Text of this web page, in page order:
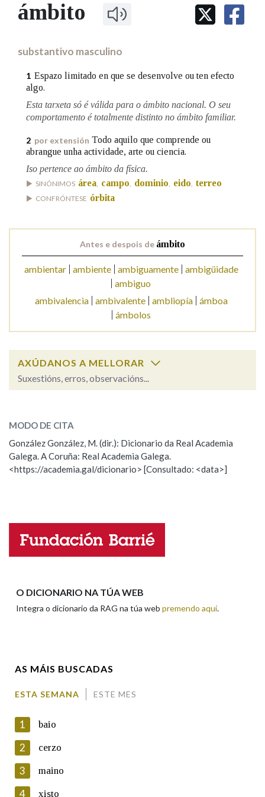
IDENTIDADE CORPORATIVA
MARCIAL DEL ADALID
FIGURAS HOMENAXEADAS
PRIMAVERA DAS LETRAS
Facebook
TwitterYoutubeInstagramBluesky
BUSCAR NOS LEMAS
Remata por
BUSCAR NO CONTIDO
Na fraseoloxía
OUTRAS OPCIÓNS DE BUSCA
Marcas gramaticais
Pertence a
LIMPAR BUSCA
ámbito
substantivo masculino
1 Espazo limitado en que se desenvolve ou ten efecto
algo.
Esta tarxeta só é válida para o ámbito nacional. O seu
comportamento é totalmente distinto no ámbito familiar.
2 por extensión Todo aquilo que comprende ou
abrangue unha actividade, arte ou ciencia.
Iso pertence ao ámbito da física.
SINÓNIMOS área campo dominio eido terreo
CONFRÓNTESE órbita
Antes e despois de ámbito
ambientar ambiente ambiguamente
ambigüidade
ambiguo
ambivalencia
ambivalente ambliopía
ámboa
ámbolos
AXÚDANOS A MELLORAR
Suxestións, erros, observacións...
ESCOLLE UNHA OPCIÓN:
Observación Hai un erro na palabra
Propoño mellorar a definición
Nome
En cumprimento da normativa vixente en materia de
Protección de Datos de Carácter Persoal, a Real Academia
MODO DE CITA
González González, M. (dir.): Dicionario da Real Academia
Galega. A Coruña: Real Academia Galega.
<https://academia.gal/dicionario> [Consultado: <data>]
O DICIONARIO NA TÚA WEB
Integra o dicionario da RAG na túa web premendo aquí.
AS MÁIS BUSCADAS
ESTA SEMANA ESTE MES
1 baio
2 cerzo
3 maino
4 xisto